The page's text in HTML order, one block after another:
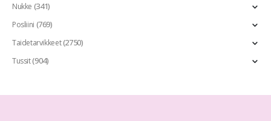
Nukke (341)
Posliini (769)
Taidetarvikkeet(2750)
Tussit(904)